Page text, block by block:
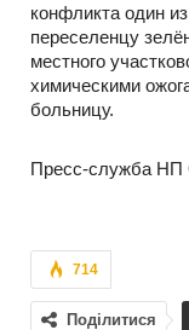
конфликта один
переселенцу
местного
химическими
больницу.
Пресс-служба НП
714
Поділитися